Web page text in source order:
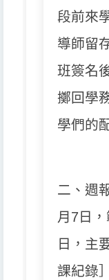
段前來
導師留
班簽名
擲回學
學們的
二、週
月7日
日， 主
課紀錄